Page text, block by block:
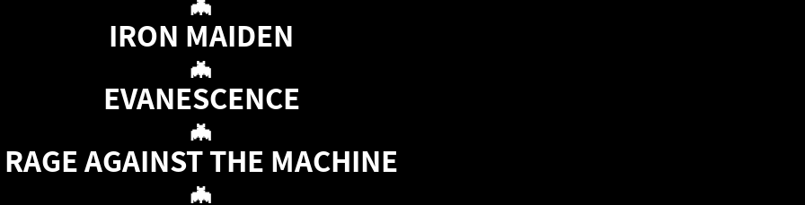
🦇
IRON MAIDEN
🦇
EVANESCENCE
🦇
RAGE AGAINST THE MACHINE
🦇